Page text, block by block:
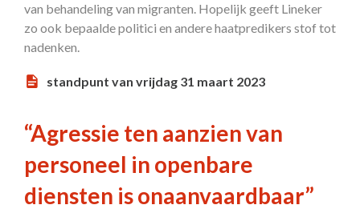
van behandeling van migranten. Hopelijk geeft Lineker
zo ook bepaalde politici en andere haatpredikers stof tot
nadenken.
standpunt van vrijdag 31 maart 2023
“Agressie ten aanzien van
personeel in openbare
diensten is onaanvaardbaar”